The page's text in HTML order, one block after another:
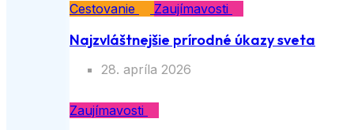
Cestovanie Zaujímavosti
Najzvláštnejšie prírodné úkazy sveta
28. apríla 2026
Zaujímavosti